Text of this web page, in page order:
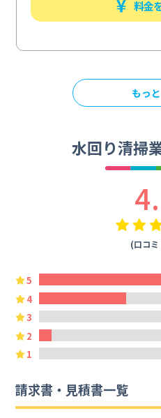
料金
もっ
水回り清掃
(口コ
5
4
3
2
1
請求書・見積書一覧